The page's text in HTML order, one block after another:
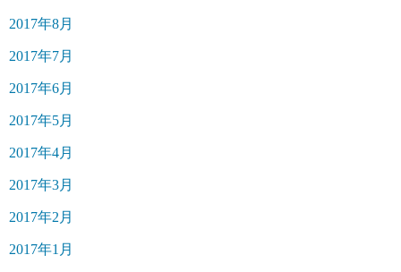
2017年8月
2017年7月
2017年6月
2017年5月
2017年4月
2017年3月
2017年2月
2017年1月